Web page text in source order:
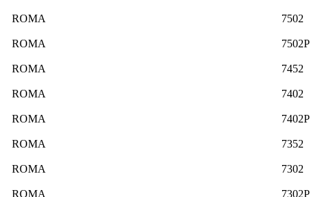
ROMA 7502
ROMA 7502P
ROMA 7452
ROMA 7402
ROMA 7402P
ROMA 7352
ROMA 7302
ROMA 7302P